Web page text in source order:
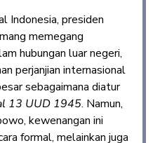
Indonesia, presiden
memegang
hubungan luar negeri,
perjanjian internasional
sebagaimana diatur
13 UUD 1945. Namun,
kewenangan ini
formal, melainkan juga